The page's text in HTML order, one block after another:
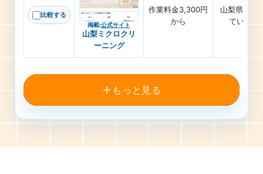
比較する
掲載:公式サイト
山梨ミクロクリ
ーニング
作業料金3,300円
から
山梨県 に対
ています
もっと見る